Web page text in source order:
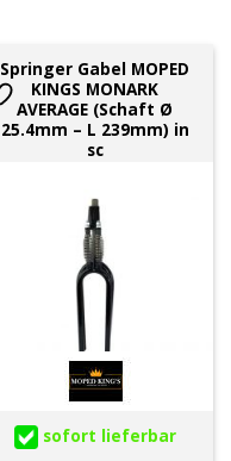
Springer Gabel MOPED
KINGS MONARK
AVERAGE (Schaft Ø
25.4mm – L 239mm) in
sc
sofort lieferbar